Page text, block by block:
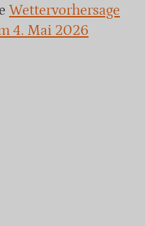
Wettervorhersage
4. Mai 2026